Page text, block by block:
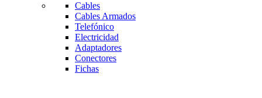
Cables
Cables Armados
Telefónico
Electricidad
Adaptadores
Conectores
Fichas